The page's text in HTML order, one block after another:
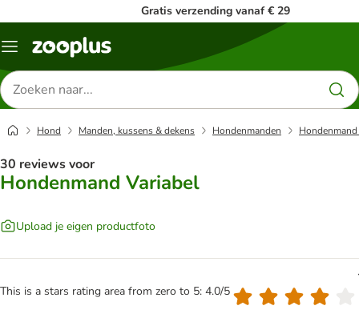
Gratis verzending vanaf € 29
Menu
Zoeken
naar
producten
Hond Manden, kussens & dekens Hondenmanden
30 reviews voor
Hondenmand Variabel
Upload je eigen productfoto
This is a stars rating area from zero to 5: 4.0/5